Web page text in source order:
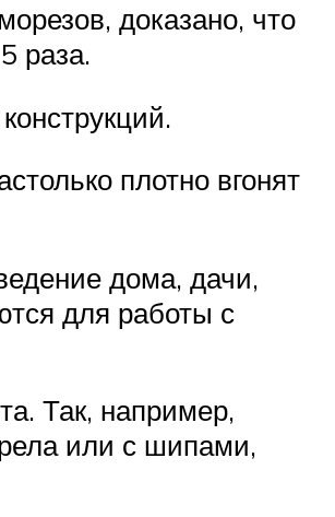
доказано, что
раза.
плотно вгонят
дома, дачи,
для работы с
Так, например,
или с шипами,